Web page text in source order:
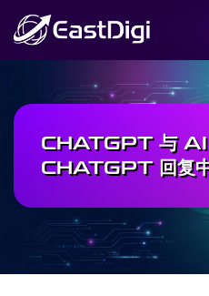
CHATGPT 与 AI
CHATGPT 回复